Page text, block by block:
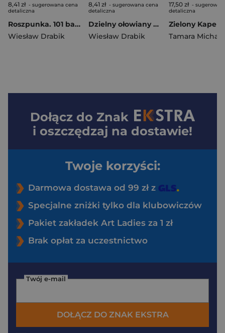
8,41 zł - sugerowana cena
detaliczna
Roszpunka. 101 bajek
Wiesław Drabik
8,41 zł - sugerowana cena
detaliczna
Dzielny ołowiany żołnierzyk. 101 bajek
Wiesław Drabik
17,50 zł -
detaliczna
Dołącz do Znak
i oszczędzaj na dostawie!
Twoje korzyści:
Darmowa dostawa od 99 zł z
Specjalne zniżki tylko dla klubowiczów
Pakiet zakładek Art Ladies za 1 zł
Brak opłat za uczestnictwo
Twój e-mail
DOŁĄCZ DO ZNAK EKSTRA